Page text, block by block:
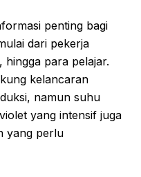
penting bagi
dari pekerja
para pelajar.
kelancaran
namun suhu
yang intensif juga
yang perlu